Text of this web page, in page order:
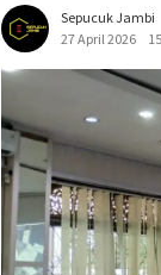
Sepucuk Jambi
27 April 2026